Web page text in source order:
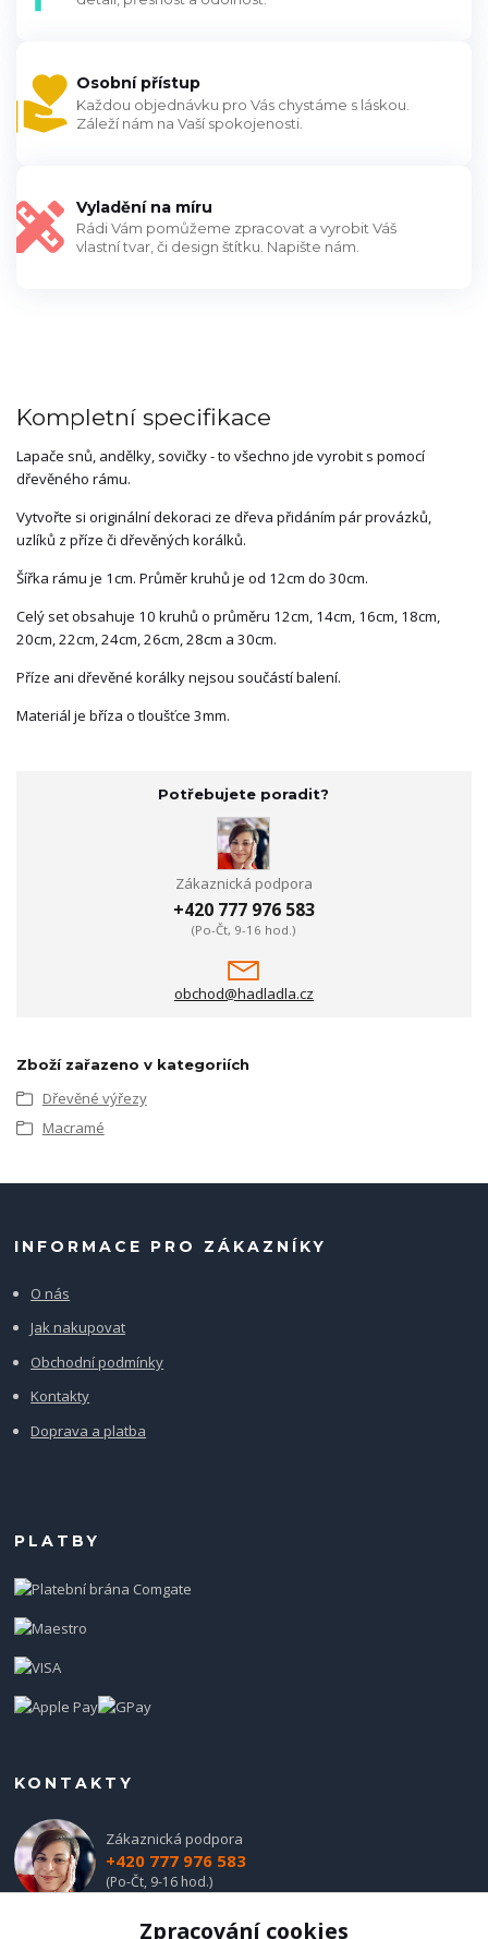
Osobní přístup
Každou objednávku pro Vás chystáme s láskou.
Záleží nám na Vaší spokojenosti.
Vyladění na míru
Rádi Vám pomůžeme zpracovat a vyrobit Váš
vlastní tvar, či design štítku. Napište nám.
Kompletní specifikace
Lapače snů, andělky, sovičky - to všechno jde vyrobit s pomocí
dřevěného rámu.
Vytvořte si originální dekoraci ze dřeva přidáním pár provázků,
uzlíků z příze či dřevěných korálků.
Šířka rámu je 1cm. Průměr kruhů je od 12cm do 30cm.
Celý set obsahuje 10 kruhů o průměru 12cm, 14cm, 16cm, 18cm,
20cm, 22cm, 24cm, 26cm, 28cm a 30cm.
Příze ani dřevěné korálky nejsou součástí balení.
Materiál je bříza o tloušťce 3mm.
Potřebujete poradit?
Zákaznická podpora
+420 777 976 583
(Po-Čt, 9-16 hod.)
obchod@hadladla.cz
Zboží zařazeno v kategoriích
Dřevěné výřezy
Macramé
INFORMACE PRO ZÁKAZNÍKY
O nás
Jak nakupovat
Obchodní podmínky
Kontakty
Doprava a platba
PLATBY
KONTAKTY
Zákaznická podpora
+420 777 976 583
(Po-Čt, 9-16 hod.)
obchod@hadladla.cz
Zpracování cookies